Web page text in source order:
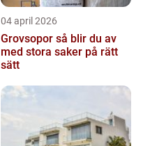
04 april 2026
Grovsopor så blir du av
med stora saker på rätt
sätt